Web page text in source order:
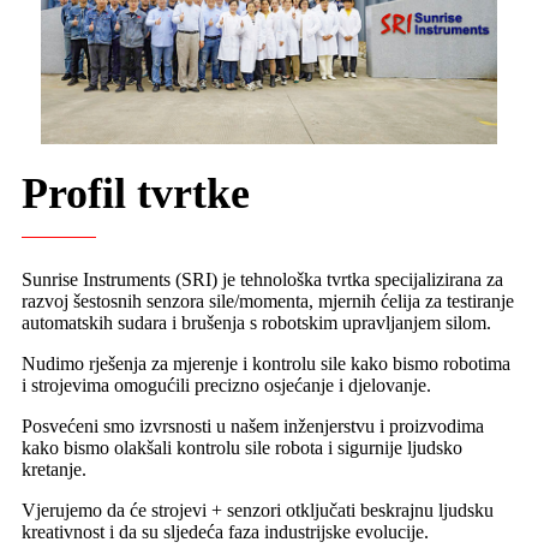
Profil tvrtke
Sunrise Instruments (SRI) je tehnološka tvrtka specijalizirana za
razvoj šestosnih senzora sile/momenta, mjernih ćelija za testiranje
automatskih sudara i brušenja s robotskim upravljanjem silom.
Nudimo rješenja za mjerenje i kontrolu sile kako bismo robotima
i strojevima omogućili precizno osjećanje i djelovanje.
Posvećeni smo izvrsnosti u našem inženjerstvu i proizvodima
kako bismo olakšali kontrolu sile robota i sigurnije ljudsko
kretanje.
Vjerujemo da će strojevi + senzori otključati beskrajnu ljudsku
kreativnost i da su sljedeća faza industrijske evolucije.